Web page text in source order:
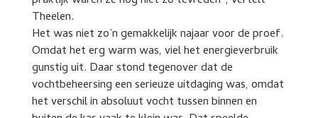
Theelen.
Het was niet zo’n gemakkelijk najaar voor de proef.
Omdat het erg warm was, viel het energieverbruik
gunstig uit. Daar stond tegenover dat de
vochtbeheersing een serieuze uitdaging was, omdat
het verschil in absoluut vocht tussen binnen en